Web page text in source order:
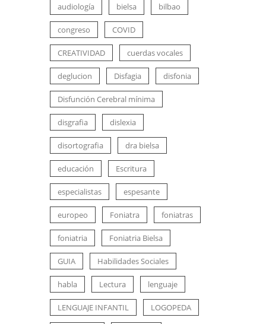
audiología bielsa bilbao
congreso COVID
CREATIVIDAD cuerdas vocales
deglucion Disfagia disfonia
Disfunción Cerebral mínima
disgrafia dislexia
disortografia dra bielsa
educación Escritura
especialistas espesante
europeo Foniatra foniatras
foniatria Foniatria Bielsa
GUIA Habilidades Sociales
habla Lectura lenguaje
LENGUAJE INFANTIL LOGOPEDA